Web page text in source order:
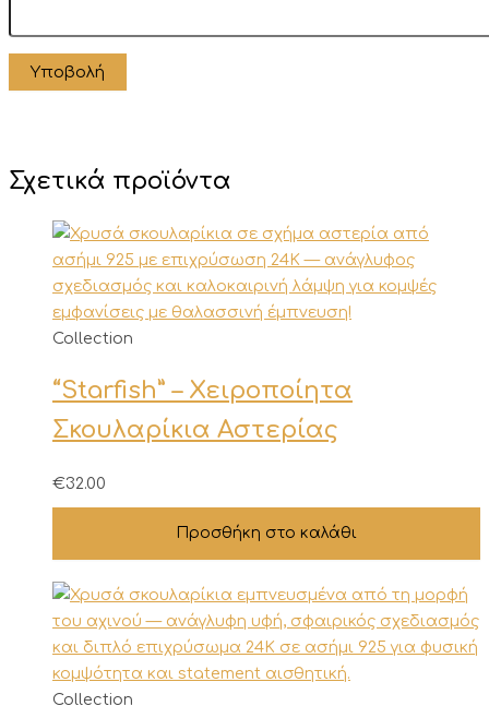
Σχετικά προϊόντα
Collection
“Starfish” – Χειροποίητα
Σκουλαρίκια Αστερίας
€32.00
Προσθήκη στο καλάθι
Collection